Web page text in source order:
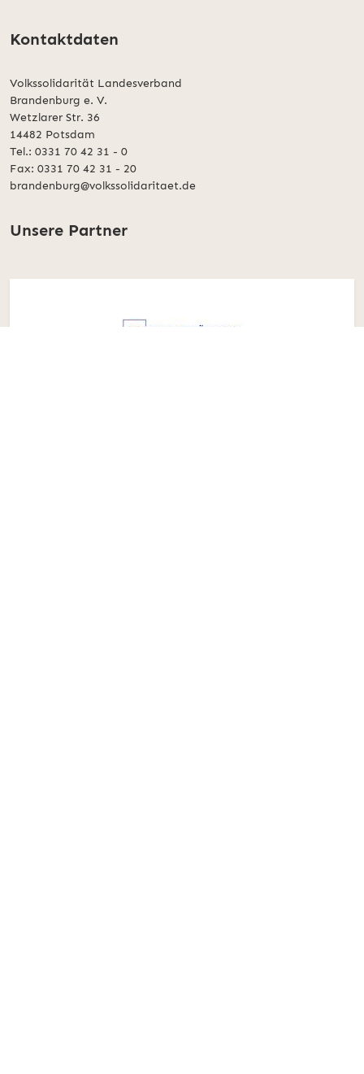
Kontaktdaten
Volkssolidarität Landesverband
Brandenburg e. V.
Wetzlarer Str. 36
14482 Potsdam
Tel.: 0331 70 42 31 - 0
Fax: 0331 70 42 31 - 20
brandenburg@volkssolidaritaet.de
Unsere Partner